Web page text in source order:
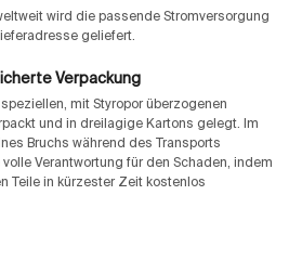
wird die passende Stromversorgung
geliefert.
Verpackung
mit Styropor überzogenen
und in dreilagige Kartons gelegt. Im
Bruchs während des Transports
Verantwortung für den Schaden, indem
Teile in kürzester Zeit kostenlos